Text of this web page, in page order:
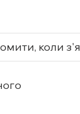
коли